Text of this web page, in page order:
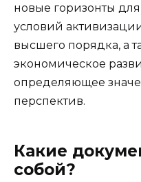
новые горизонты
условий
высшего порядка, а
экономическое
определяющее
перспектив.
Какие
собой?